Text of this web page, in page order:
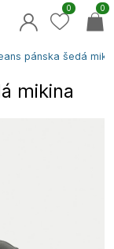
pánska šedá
mikina
0
0